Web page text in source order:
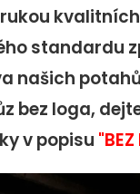
standardu
našich
bez loga,
v popisu